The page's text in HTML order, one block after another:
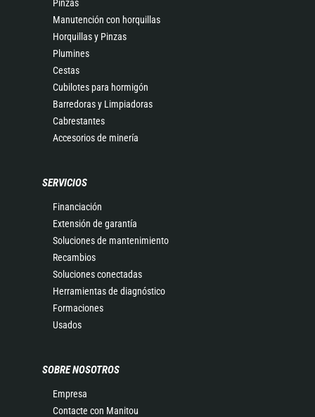
Pinzas
Manutención con horquillas
Horquillas y Pinzas
Plumines
Cestas
Cubilotes para hormigón
Barredoras y Limpiadoras
Cabrestantes
Accesorios de minería
SERVICIOS
Financiación
Extensión de garantía
Soluciones de mantenimiento
Recambios
Soluciones conectadas
Herramientas de diagnóstico
Formaciones
Usados
SOBRE NOSOTROS
Empresa
Contacte con Manitou